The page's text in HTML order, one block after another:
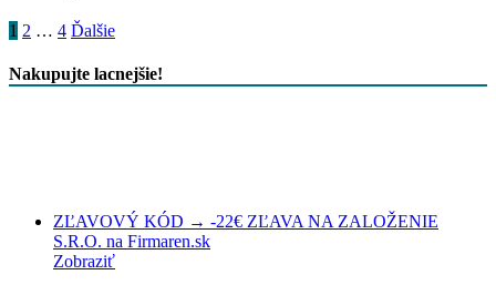
1 2 … 4 Ďalšie
Nakupujte lacnejšie!
ZĽAVOVÝ KÓD → -22€ ZĽAVA NA ZALOŽENIE
S.R.O. na Firmaren.sk
Zobraziť